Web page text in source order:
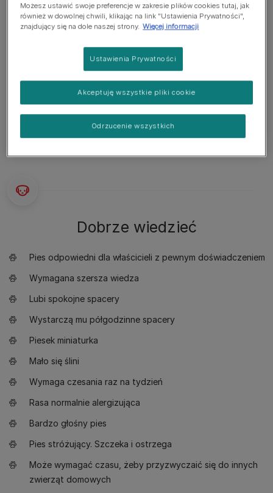
English Toy Terrier
podpalanej sierści i szpiczastych, stojących
uszach. Długość tych psów jest nieco większa niż
wysokość. Dorosły English toy terrier mierzy 25-
30 cm i waży około 2,7-3,6 kg.
Dobrze wiedzieć
Pies odpowiedni dla właścicieli z pewnym doświadczeniem
Wymagana szersza wiedza
Lubi spokojne spacery
Wystarczą mu półgodzinne spacery
Piesek miniaturka
Mało się ślini
Wymaga czesania raz na tydzień
Rasa normalnie alergizująca
Bardzo głośny pies
Pies stróżujący. Szczeka i ostrzega
Może wymagać czasu, żeby przyzwyczaić się do innych
zwierząt domowych
Możesz ustawić swoje preferencje w zakresie plików cookies tutaj, jak
również w dowolnej chwili, klikając na link "Ustawienia Prywatności",
znajdujący się na dole naszej strony. Więcej informacji
Ustawienia Prywatności
Odrzucenie wszystkich
Akceptuję wszystkie pliki cookie